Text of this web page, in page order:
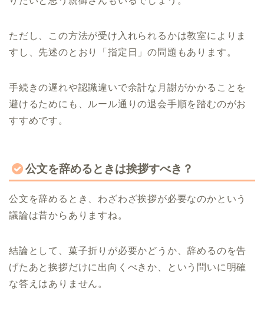
ただし、この方法が受け入れられるかは教室によりま
すし、先述のとおり「指定日」の問題もあります。
手続きの遅れや認識違いで余計な月謝がかかることを
避けるためにも、ルール通りの退会手順を踏むのがお
すすめです。
公文を辞めるときは挨拶すべき？
公文を辞めるとき、わざわざ挨拶が必要なのかという
議論は昔からありますね。
結論として、菓子折りが必要かどうか、辞めるのを告
げたあと挨拶だけに出向くべきか、という問いに明確
な答えはありません。